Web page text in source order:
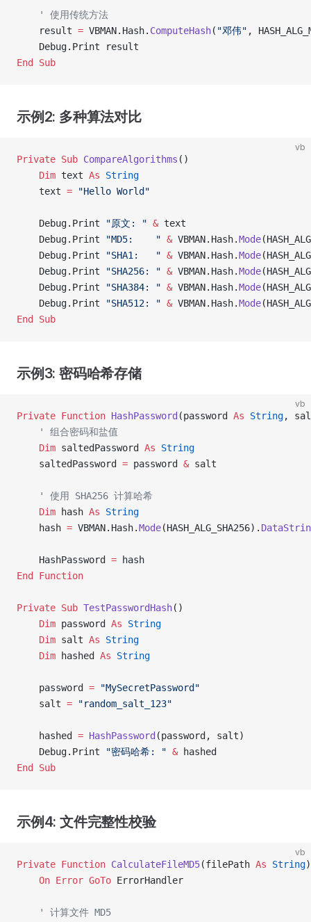
    ' 使用传统方法
    result
= VBMAN.Hash. ComputeHash( "邓伟" ,
    Debug.Print result
End Sub
示例2: 多种算法对比
vb
Private Sub CompareAlgorithms ()
    Dim
text As String
    text
= "Hello World"
    Debug.Print
"原文: " & text
    Debug.Print
"MD5:    " & VBMAN.Hash.Mode
    Debug.Print
"SHA1:   " & VBMAN.Hash.Mode
    Debug.Print
"SHA256: " & VBMAN.Hash.Mode
    Debug.Print
"SHA384: " & VBMAN.Hash.Mode
    Debug.Print
"SHA512: " & VBMAN.Hash.Mode
End Sub
示例3: 密码哈希存储
vb
Private Function HashPassword (password As String,
    ' 组合密码和盐值
    Dim
saltedPassword As String
    saltedPassword
= password & salt
    ' 使用 SHA256 计算哈希
    Dim
hash As String
    hash
= VBMAN.Hash.Mode(HASH_ALG_SHA256).
    HashPassword
= hash
End Function
Private Sub TestPasswordHash()
    Dim
password As String
    Dim
salt As String
    Dim
hashed As String
    password
= "MySecretPassword"
    salt
= "random_salt_123"
    hashed
= HashPassword (password, salt)
    Debug.Print
"密码哈希: " & hashed
End Sub
示例4: 文件完整性校验
vb
Private Function CalculateFileMD5(filePath As String
    On Error GoTo
ErrorHandler
    ' 计算文件 MD5